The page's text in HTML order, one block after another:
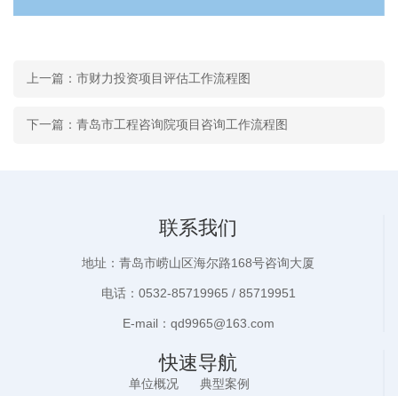
上一篇：市财力投资项目评估工作流程图
下一篇：青岛市工程咨询院项目咨询工作流程图
联系我们
地址：青岛市崂山区海尔路168号咨询大厦
电话：0532-85719965 / 85719951
E-mail：qd9965@163.com
快速导航
单位概况 典型案例